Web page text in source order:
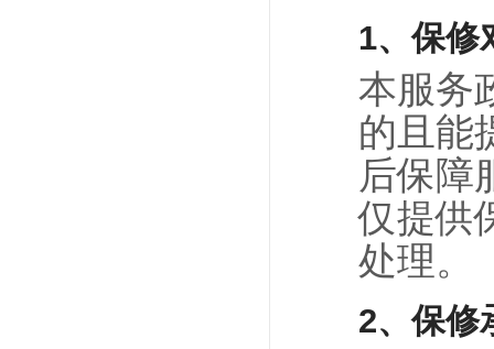
1、保修
本服务
的且能
后保障
仅提供
处理。
2、保修